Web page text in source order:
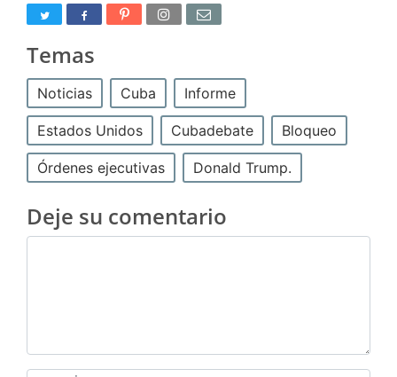
Temas
Noticias Cuba Informe
Estados Unidos Cubadebate Bloqueo
Órdenes ejecutivas Donald Trump.
Deje su comentario